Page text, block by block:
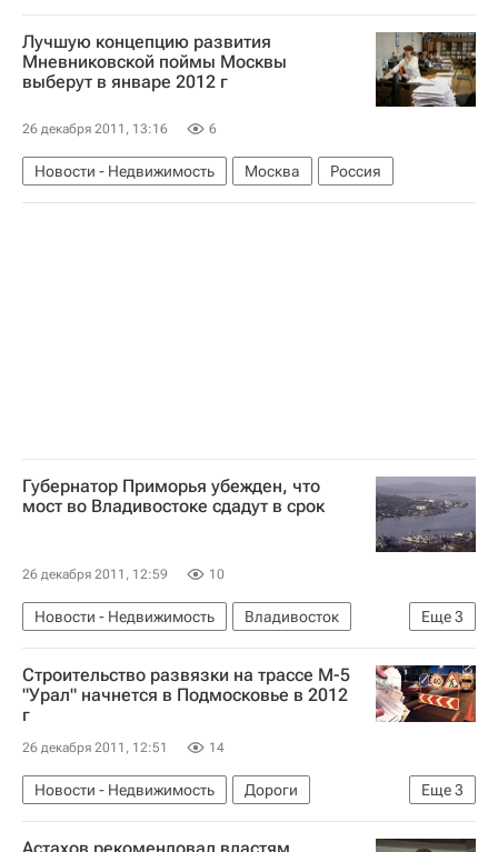
Парковка
Москомархитектура
Инфраструктура
Россия
Лучшую концепцию развития
Мневниковской поймы Москвы
выберут в январе 2012 г
26 декабря 2011, 13:16 6
Новости - Недвижимость Москва Россия
Губернатор Приморья убежден, что
мост во Владивостоке сдадут в срок
26 декабря 2011, 12:59 10
Еще3
Новости - Недвижимость
Владивосток
Мосты
Инфраструктура Россия
Строительство развязки на трассе М-5
"Урал" начнется в Подмосковье в 2012
г
26 декабря 2011, 12:51 14
Еще3
Новости - Недвижимость
Дороги
Инфраструктура
Астахов рекомендовал властям